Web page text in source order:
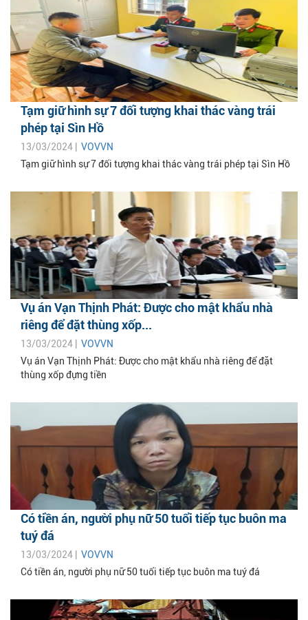
Tạm giữ hình sự 7 đối tượng khai thác vàng trái
phép tại Sìn Hồ
13/03/2024 | VOVVN
Tạm giữ hình sự 7 đối tượng khai thác vàng trái phép tại Sìn Hồ
Vụ án Vạn Thịnh Phát: Được cho mật khẩu nhà
riêng để đặt thùng xốp...
13/03/2024 | VOVVN
Vụ án Vạn Thịnh Phát: Được cho mật khẩu nhà riêng để đặt
thùng xốp đựng tiền
Có tiền án, người phụ nữ 50 tuổi tiếp tục buôn ma
tuý đá
13/03/2024 | VOVVN
Có tiền án, người phụ nữ 50 tuổi tiếp tục buôn ma tuý đá